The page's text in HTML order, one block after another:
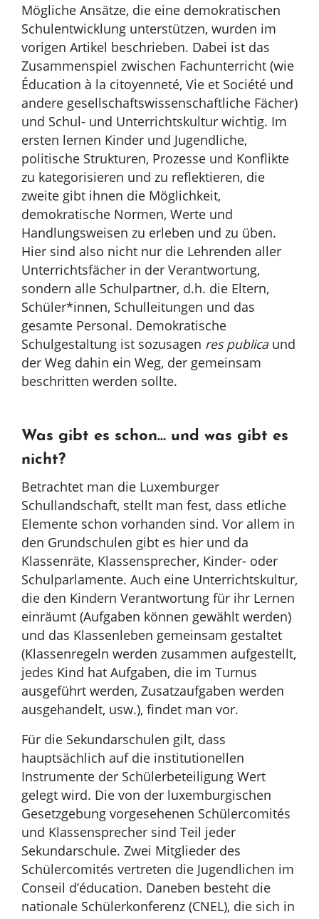
Mögliche Ansätze, die eine demokratischen
Schulentwicklung unterstützen, wurden im
vorigen Artikel beschrieben. Dabei ist das
Zusammenspiel zwischen Fachunterricht (wie
Éducation à la citoyenneté, Vie et Société und
andere gesellschaftswissenschaftliche Fächer)
und Schul- und Unterrichtskultur wichtig. Im
ersten lernen Kinder und Jugendliche,
politische Strukturen, Prozesse und Konflikte
zu kategorisieren und zu reflektieren, die
zweite gibt ihnen die Möglichkeit,
demokratische Normen, Werte und
Handlungsweisen zu erleben und zu üben.
Hier sind also nicht nur die Lehrenden aller
Unterrichtsfächer in der Verantwortung,
sondern alle Schulpartner, d.h. die Eltern,
Schüler*innen, Schulleitungen und das
gesamte Personal. Demokratische
Schulgestaltung ist sozusagen res publica und
der Weg dahin ein Weg, der gemeinsam
beschritten werden sollte.
Was gibt es schon… und was gibt es
nicht?
Betrachtet man die Luxemburger
Schullandschaft, stellt man fest, dass etliche
Elemente schon vorhanden sind. Vor allem in
den Grundschulen gibt es hier und da
Klassenräte, Klassensprecher, Kinder- oder
Schulparlamente. Auch eine Unterrichtskultur,
die den Kindern Verantwortung für ihr Lernen
einräumt (Aufgaben können gewählt werden)
und das Klassenleben gemeinsam gestaltet
(Klassenregeln werden zusammen aufgestellt,
jedes Kind hat Aufgaben, die im Turnus
ausgeführt werden, Zusatzaufgaben werden
ausgehandelt, usw.), findet man vor.
Für die Sekundarschulen gilt, dass
hauptsächlich auf die institutionellen
Instrumente der Schülerbeteiligung Wert
gelegt wird. Die von der luxemburgischen
Gesetzgebung vorgesehenen Schülercomités
und Klassensprecher sind Teil jeder
Sekundarschule. Zwei Mitglieder des
Schülercomités vertreten die Jugendlichen im
Conseil d’éducation. Daneben besteht die
nationale Schülerkonferenz (CNEL), die sich in